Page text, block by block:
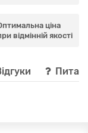
ціна
відмінній якості